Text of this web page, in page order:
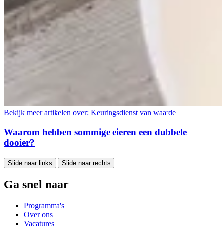
Bekijk meer artikelen over: Keuringsdienst van waarde
Waarom hebben sommige eieren een dubbele
dooier?
Slide naar links Slide naar rechts
Ga snel naar
Programma's
Over ons
Vacatures